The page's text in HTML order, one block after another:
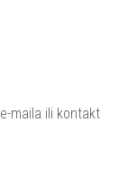
maila ili kontakt